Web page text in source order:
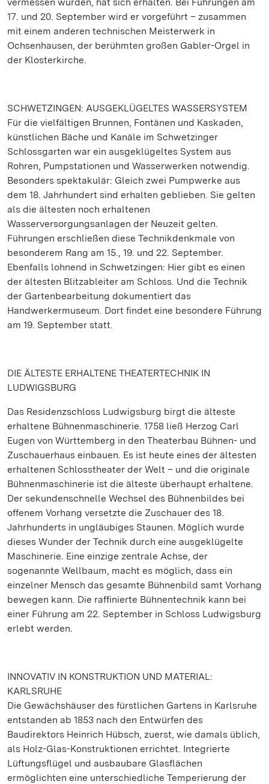
17. und 20. September wird er vorgeführt – zusammen
mit einem anderen technischen Meisterwerk in
Ochsenhausen, der berühmten großen Gabler-Orgel in
der Klosterkirche.
SCHWETZINGEN: AUSGEKLÜGELTES WASSERSYSTEM
Für die vielfältigen Brunnen, Fontänen und Kaskaden,
künstlichen Bäche und Kanäle im Schwetzinger
Schlossgarten war ein ausgeklügeltes System aus
Rohren, Pumpstationen und Wasserwerken notwendig.
Besonders spektakulär: Gleich zwei Pumpwerke aus
dem 18. Jahrhundert sind erhalten geblieben. Sie gelten
als die ältesten noch erhaltenen
Wasserversorgungsanlagen der Neuzeit gelten.
Führungen erschließen diese Technikdenkmale von
besonderem Rang am 15., 19. und 22. September.
Ebenfalls lohnend in Schwetzingen: Hier gibt es einen
der ältesten Blitzableiter am Schloss. Und die Technik
der Gartenbearbeitung dokumentiert das
Handwerkermuseum. Dort findet eine besondere Führung
am 19. September statt.
DIE ÄLTESTE ERHALTENE THEATERTECHNIK IN
LUDWIGSBURG
Das Residenzschloss Ludwigsburg birgt die älteste
erhaltene Bühnenmaschinerie. 1758 ließ Herzog Carl
Eugen von Württemberg in den Theaterbau Bühnen- und
Zuschauerhaus einbauen. Es ist heute eines der ältesten
erhaltenen Schlosstheater der Welt – und die originale
Bühnenmaschinerie ist die älteste überhaupt erhaltene.
Der sekundenschnelle Wechsel des Bühnenbildes bei
offenem Vorhang versetzte die Zuschauer des 18.
Jahrhunderts in ungläubiges Staunen. Möglich wurde
dieses Wunder der Technik durch eine ausgeklügelte
Maschinerie. Eine einzige zentrale Achse, der
sogenannte Wellbaum, macht es möglich, dass ein
einzelner Mensch das gesamte Bühnenbild samt Vorhang
bewegen kann. Die raffinierte Bühnentechnik kann bei
einer Führung am 22. September in Schloss Ludwigsburg
erlebt werden.
INNOVATIV IN KONSTRUKTION UND MATERIAL:
KARLSRUHE
Die Gewächshäuser des fürstlichen Gartens in Karlsruhe
entstanden ab 1853 nach den Entwürfen des
Baudirektors Heinrich Hübsch, zuerst, wie damals üblich,
als Holz-Glas-Konstruktionen errichtet. Integrierte
Lüftungsflügel und ausbaubare Glasflächen
ermöglichten eine unterschiedliche Temperierung der